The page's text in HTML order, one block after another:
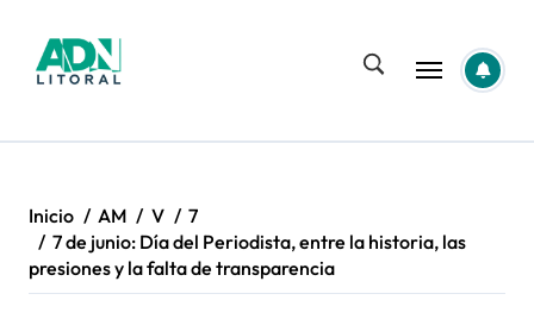
contenido
Inicio AM V
7
7 de junio: Día del Periodista, entre la historia, las
presiones y la falta de transparencia